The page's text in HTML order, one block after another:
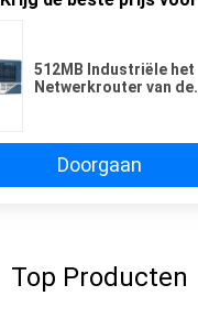
512MB Industriële het
Netwerkrouter van de
Doorgaan
Top Producten